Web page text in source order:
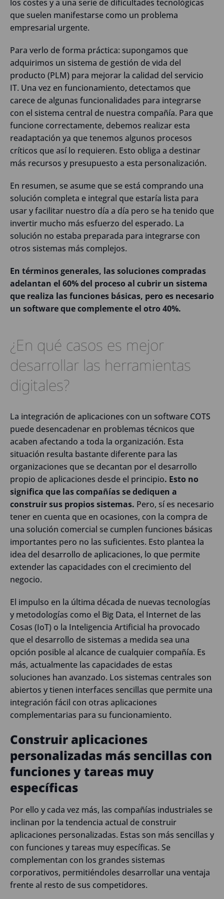
los costes y a una serie de dificultades tecnológicas
que suelen manifestarse como un problema
empresarial urgente.
Para verlo de forma práctica: supongamos que
adquirimos un sistema de gestión de vida del
producto (PLM) para mejorar la calidad del servicio
IT. Una vez en funcionamiento, detectamos que
carece de algunas funcionalidades para integrarse
con el sistema central de nuestra compañía. Para que
funcione correctamente, debemos realizar esta
readaptación ya que tenemos algunos procesos
críticos que así lo requieren. Esto obliga a destinar
más recursos y presupuesto a esta personalización.
En resumen, se asume que se está comprando una
solución completa e integral que estaría lista para
usar y facilitar nuestro día a día pero se ha tenido que
invertir mucho más esfuerzo del esperado. La
solución no estaba preparada para integrarse con
otros sistemas más complejos.
En términos generales, las soluciones compradas
adelantan el 60% del proceso al cubrir un sistema
que realiza las funciones básicas, pero es necesario
un software que complemente el otro 40%.
¿En qué casos es mejor
desarrollar las herramientas
digitales?
La integración de aplicaciones con un software COTS
puede desencadenar en problemas técnicos que
acaben afectando a toda la organización. Esta
situación resulta bastante diferente para las
organizaciones que se decantan por el desarrollo
propio de aplicaciones desde el principio. Esto no
significa que las compañías se dediquen a
construir sus propios sistemas. Pero, sí es necesario
tener en cuenta que en ocasiones, con la compra de
una solución comercial se cumplen funciones básicas
importantes pero no las suficientes. Esto plantea la
idea del desarrollo de aplicaciones, lo que permite
extender las capacidades con el crecimiento del
negocio.
El impulso en la última década de nuevas tecnologías
y metodologías como el Big Data, el Internet de las
Cosas (IoT) o la Inteligencia Artificial ha provocado
que el desarrollo de sistemas a medida sea una
opción posible al alcance de cualquier compañía. Es
más, actualmente las capacidades de estas
soluciones han avanzado. Los sistemas centrales son
abiertos y tienen interfaces sencillas que permite una
integración fácil con otras aplicaciones
complementarias para su funcionamiento.
Construir aplicaciones
personalizadas más sencillas con
funciones y tareas muy
específicas
Por ello y cada vez más, las compañías industriales se
inclinan por la tendencia actual de construir
aplicaciones personalizadas. Estas son más sencillas y
con funciones y tareas muy específicas. Se
complementan con los grandes sistemas
corporativos, permitiéndoles desarrollar una ventaja
frente al resto de sus competidores.